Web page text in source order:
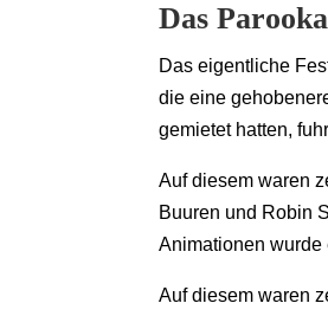
Das
Das eigentliche
die eine
gemietet hatten,
Auf diesem waren
Buuren und Robin
Animationen
Auf diesem waren